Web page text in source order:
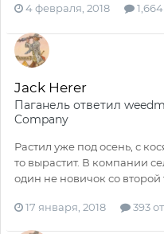
4 февраля, 2018
Jack Herer
Паганель ответил
Company
Растил уже под осень, с
то вырастит. В компании
один не новичок со второй
17 января, 2018 393